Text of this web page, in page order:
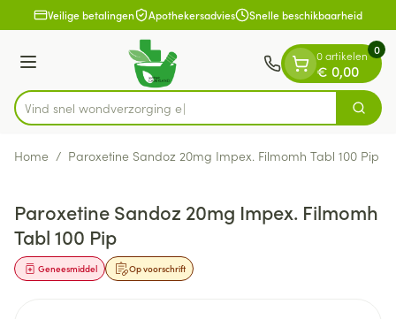
Ga naar de inhoud
1 van 1Veilige betalingen Apothekersadvies Snelle beschikbaarheid
Menu
Product, merk, categorie...
Vind snel wondver Zoek
0 artikelen
€ 0,00
0
Home / Paroxetine Sandoz 20mg Impex. Filmomh Tabl 100 Pip
Paroxetine Sandoz 20mg Impex. Filmomh
Tabl 100 Pip
Op voorschrift
Geneesmiddel